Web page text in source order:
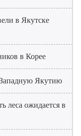
в Якутске
в Корее
Якутию
леса ожидается в